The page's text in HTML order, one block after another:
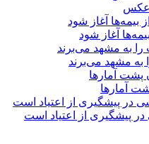
عکس
آغاز شود
به مشهد می‌برند
آمارها
پیشگیری از اعتیاد است